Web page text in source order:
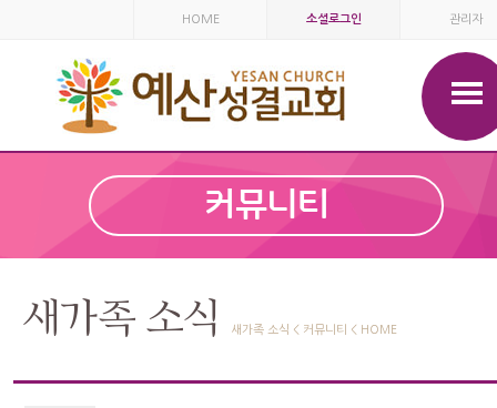
HOME 소셜로그인 관리자
커뮤니티
새가족 소식 새가족 소식 < 커뮤니티 < HOME